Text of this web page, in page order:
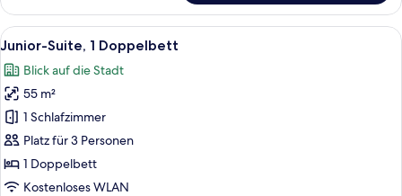
Suite,
1 King-
Bett,
Alle
Fotos
für
Junior-
Suite,
1
Doppelbett
anzeigen
Ein Hotelzimmer mit einem großen
9
Junior-Suite, 1 Doppelbett
Blick auf die Stadt
55 m²
1 Schlafzimmer
Platz für 3 Personen
1 Doppelbett
Kostenloses WLAN